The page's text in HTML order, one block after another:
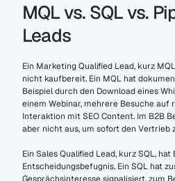
MQL vs. SQL vs.
Leads
Ein Marketing Qualified Lead, kurz
nicht kaufbereit. Ein MQL hat
Beispiel durch den Download eines
einem Webinar, mehrere Besuche auf
Interaktion mit SEO Content. Im B2B
aber nicht aus, um sofort den Vertrieb
Ein Sales Qualified Lead, kurz SQL,
Entscheidungsbefugnis. Ein SQL hat